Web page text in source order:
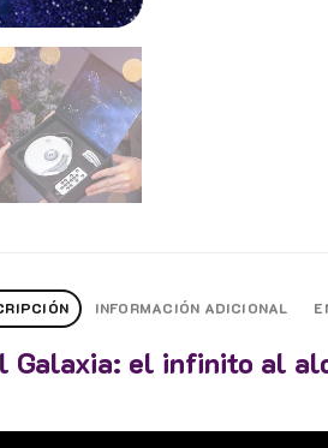
INFORMACIÓN ADICIONAL
Galaxia: el infinito al